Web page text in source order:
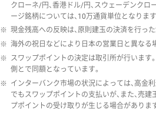
クローネ/円、香港ドル/円、スウェーデンクロ
ージ銘柄については、10万通貨単位となります
※ 現金残高への反映は、原則建玉の決済を行っ
※ 海外の祝日などにより日本の営業日と異なる
※ スワップポイントの決定は取引所が行います
側とで同額となっています。
※ インターバンク市場の状況によっては、高金
でもスワップポイントの支払いが、また、売
プポイントの受け取りが生じる場合があります